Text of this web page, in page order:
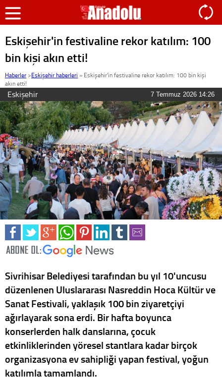
Eskişehir'in festivaline rekor katılım: 100
bin kişi akın etti!
Haberler >Eskişehir haberleri » Eskişehir'in festivaline rekor katılım: 100 bin kişi
akın etti!
Eskişehir 7 Temmuz 2026 14:26
Sivrihisar Belediyesi tarafından bu yıl 10'uncusu
düzenlenen Uluslararası Nasreddin Hoca Kültür ve
Sanat Festivali, yaklaşık 100 bin ziyaretçiyi
ağırlayarak sona erdi. Bir hafta boyunca
konserlerden halk danslarına, çocuk
etkinliklerinden yöresel stantlara kadar birçok
organizasyona ev sahipliği yapan festival, yoğun
katılımla tamamlandı.